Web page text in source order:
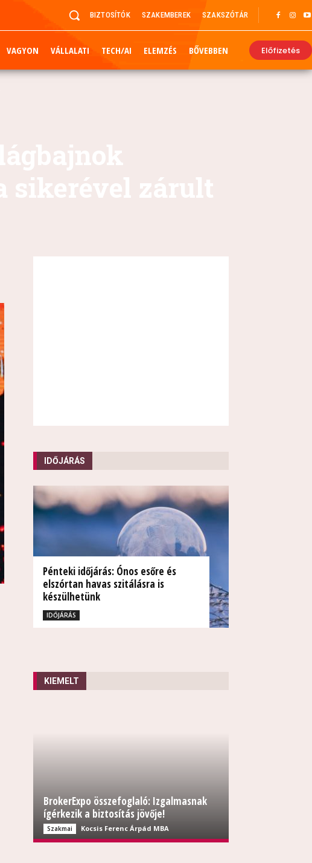
BIZTOSÍTÓK SZAKEMBEREK SZAKSZÓTÁR
VAGYON VÁLLALATI TECH/AI ELEMZÉS BŐVEBBEN Előfizetés
IDŐJÁRÁS
Pénteki időjárás: Ónos esőre és
elszórtan havas szitálásra is
készülhetünk
IDŐJÁRÁS
KIEMELT
BrokerExpo összefoglaló: Izgalmasnak
ígérkezik a biztosítás jövője!
Szakmai Kocsis Ferenc Árpád MBA